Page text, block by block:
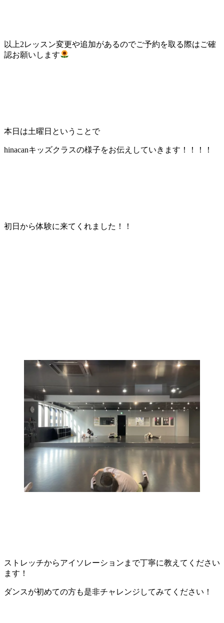
以上2レッスン変更や追加があるのでご予約を取る際はご確
認お願いします
本日は土曜日ということで
hinacanキッズクラスの様子をお伝えしていきます！！！！
初日から体験に来てくれました！！
ストレッチからアイソレーションまで丁寧に教えてください
ます！
ダンスが初めての方も是非チャレンジしてみてください！